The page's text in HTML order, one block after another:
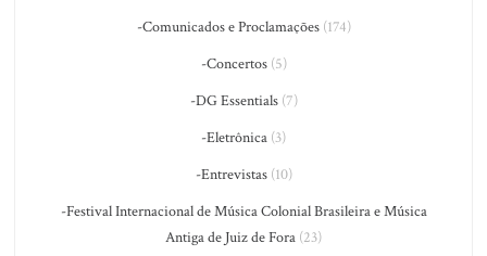
-Comunicados e Proclamações(174)
-Concertos(5)
-DG Essentials(7)
-Eletrônica (3)
-Entrevistas(10)
-Festival Internacional de Música Colonial Brasileira e Música
Antiga de Juiz de Fora (23)